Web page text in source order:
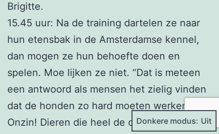
Brigitte.
15.45 uur: Na de training dartelen ze naar
hun etensbak in de Amsterdamse kennel,
dan mogen ze hun behoefte doen en
spelen. Moe lijken ze niet. “Dat is meteen
een antwoord als mensen het zielig vinden
dat de honden zo hard moeten werken.
Onzin! Dieren die heel de dag in hun mand
Donkere modus: